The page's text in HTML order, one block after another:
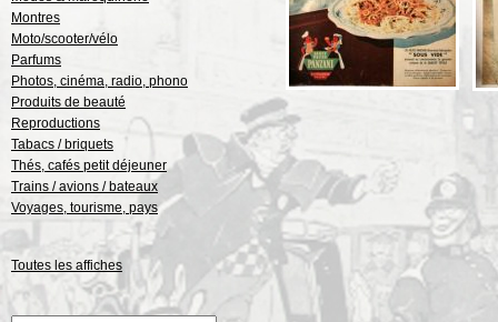
Montres
Moto/scooter/vélo
Parfums
Photos, cinéma, radio, phono
Produits de beauté
Reproductions
Tabacs / briquets
Thés, cafés petit déjeuner
Trains / avions / bateaux
Voyages, tourisme, pays
Toutes les affiches